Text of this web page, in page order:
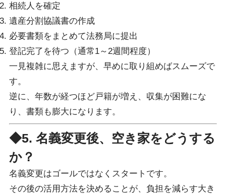
相続人を確定
遺産分割協議書の作成
必要書類をまとめて法務局に提出
登記完了を待つ（通常1～2週間程度）
一見複雑に思えますが、早めに取り組めばスムーズで
す。
逆に、年数が経つほど戸籍が増え、収集が困難にな
り、書類も膨大になります。
◆5. 名義変更後、空き家をどうする
か？
名義変更はゴールではなくスタートです。
その後の活用方法を決めることが、負担を減らす大き